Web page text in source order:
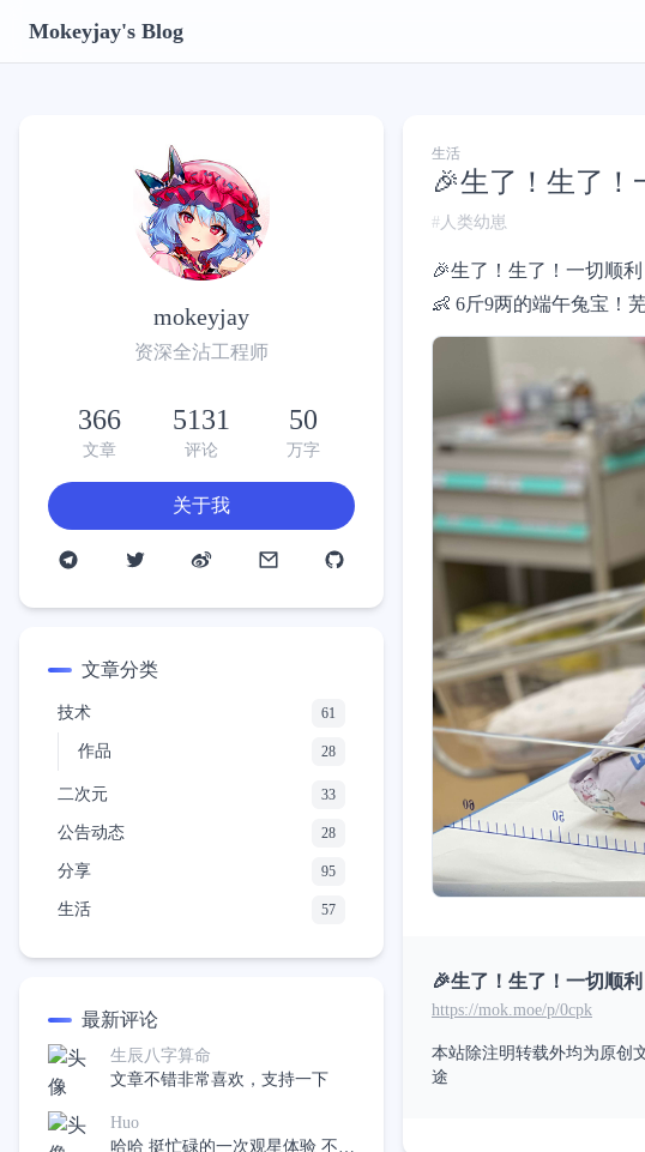
Mokeyjay's Blog
mokeyjay
资深全沾工程师
366
文章
5131
评论
50
万字
关于我
文章分类
技术 61
作品 28
二次元 33
公告动态 28
分享 95
生活 57
最新评论
生辰八字算命
文章不错非常喜欢，支持一下
Huo
哈哈 挺忙碌的一次观星体验 不过
生活
🎉生了！生了！
人类幼崽
🎉生了！生了！一切顺利
👶 6斤9两的端午兔宝！
🎉生了！生了！一切顺利
https://mok.moe/p/0cpk
本站除注明转载外均为原创
途